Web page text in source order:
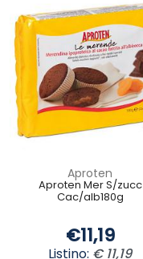
Aproten
Aproten Mer S/zucc
Cac/alb180g
€11,19
Listino: € 11,19